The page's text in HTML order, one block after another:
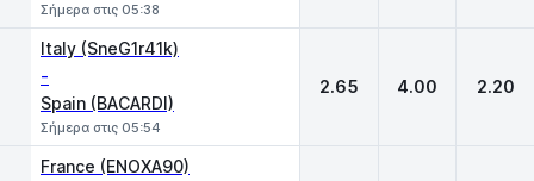
Σήμερα στις 05:38
Italy (SneG1r41k)
-
Spain (BACARDI)
Σήμερα στις 05:54
2.65 4.00 2.20
France (ENOXA90)